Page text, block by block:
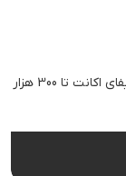
قابلیت افزایش سقف ماهانه با اقامت ترکیه و وریفای اکانت تا 300 هزار